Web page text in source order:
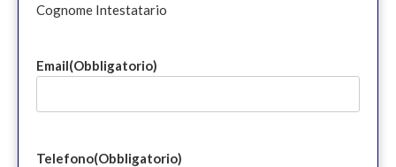
Cognome Intestatario
Email(Obbligatorio)
Telefono(Obbligatorio)